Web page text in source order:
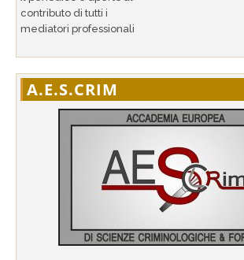
contributo di tutti i
mediatori professionali
A.E.S.CRIM